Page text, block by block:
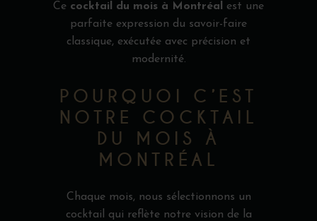
Ce cocktail du mois à Montréal
est une
parfaite expression du savoir-faire
classique, exécutée avec précision et
modernité.
POURQUOI C’EST
NOTRE COCKTAIL
DU MOIS À
MONTRÉAL
Chaque mois, nous sélectionnons un
cocktail qui reflète notre vision de la